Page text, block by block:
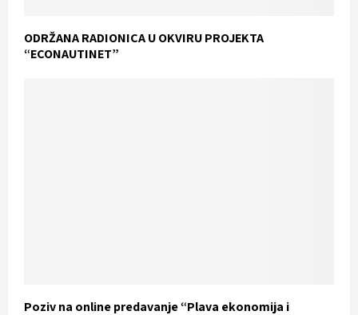
ODRŽANA RADIONICA U OKVIRU PROJEKTA
“ECONAUTINET”
Poziv na online predavanje “Plava ekonomija i